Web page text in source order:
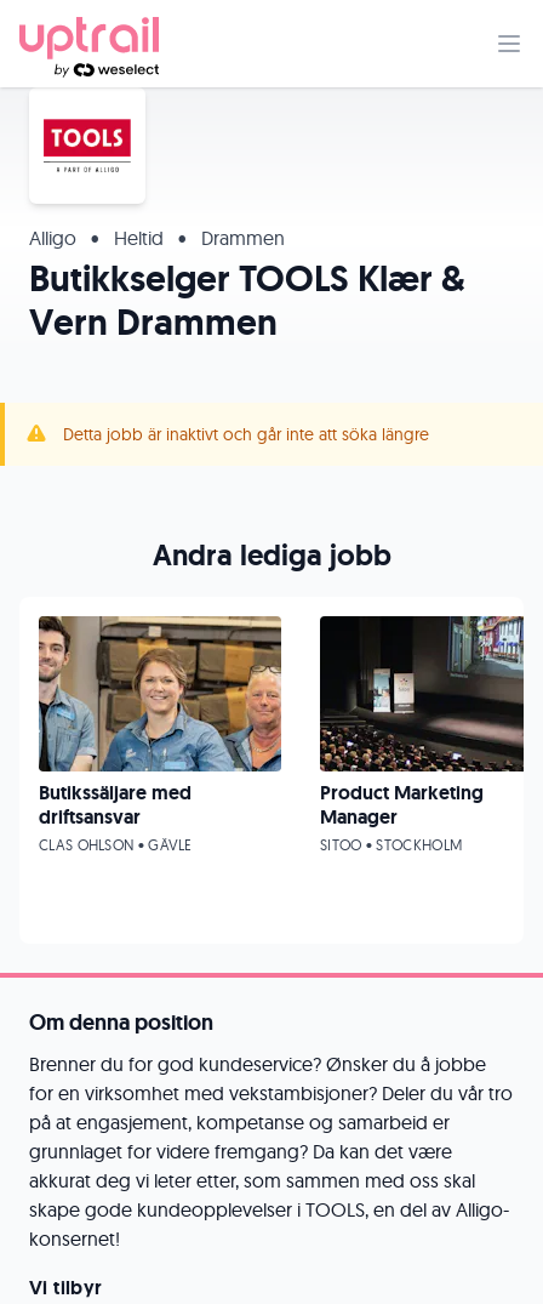
Alligo • Heltid • Drammen
Butikkselger TOOLS Klær &
Vern Drammen
Detta jobb är inaktivt och går inte att söka längre
Om denna position
Brenner du for god kundeservice? Ønsker du å jobbe
for en virksomhet med vekstambisjoner? Deler du vår tro
på at engasjement, kompetanse og samarbeid er
grunnlaget for videre fremgang? Da kan det være
akkurat deg vi leter etter, som sammen med oss skal
skape gode kundeopplevelser i TOOLS, en del av Alligo-
konsernet!
Vi tilbyr
Andra lediga jobb
Butikssäljare med
driftsansvar
CLAS OHLSON • GÄVLE
Product Marketing
Manager
SITOO • STOCKHOLM